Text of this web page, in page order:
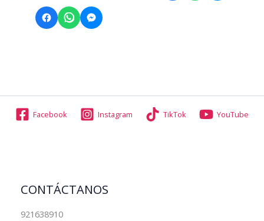
pueden
en
Facebook Instagram TikTok YouTube
CONTÁCTANOS
921638910